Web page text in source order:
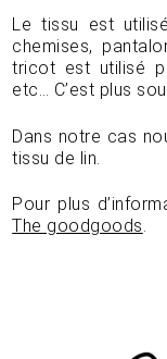
Le tissu est
chemises,
tricot est utilisé
etc… C’est plus
Dans notre cas
tissu de lin.
Pour plus
The goodgoods.